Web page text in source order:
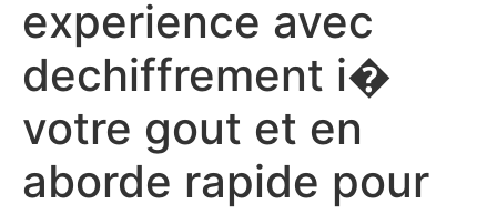
experience avec
dechiffrement i�
votre gout et en
aborde rapide pour